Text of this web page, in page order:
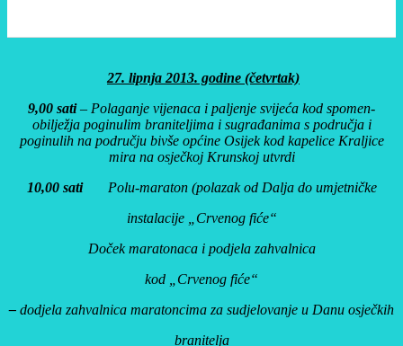
27. lipnja 2013. godine (četvrtak)
9,00 sati– Polaganje vijenaca i paljenje svijeća kod spomen-
obilježja poginulim braniteljima i sugrađanima s područja i
poginulih na području bivše općine Osijek kod kapelice Kraljice
mira na osječkoj Krunskoj utvrdi
10,00 satiPolu-maraton (polazak od Dalja do umjetničke
instalacije „Crvenog fiće“
Doček maratonaca i podjela zahvalnica
kod „Crvenog fiće“
– dodjela zahvalnica maratoncima za sudjelovanje u Danu osječkih
branitelja